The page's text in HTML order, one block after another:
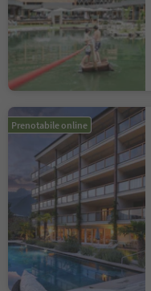
Prenotabile online